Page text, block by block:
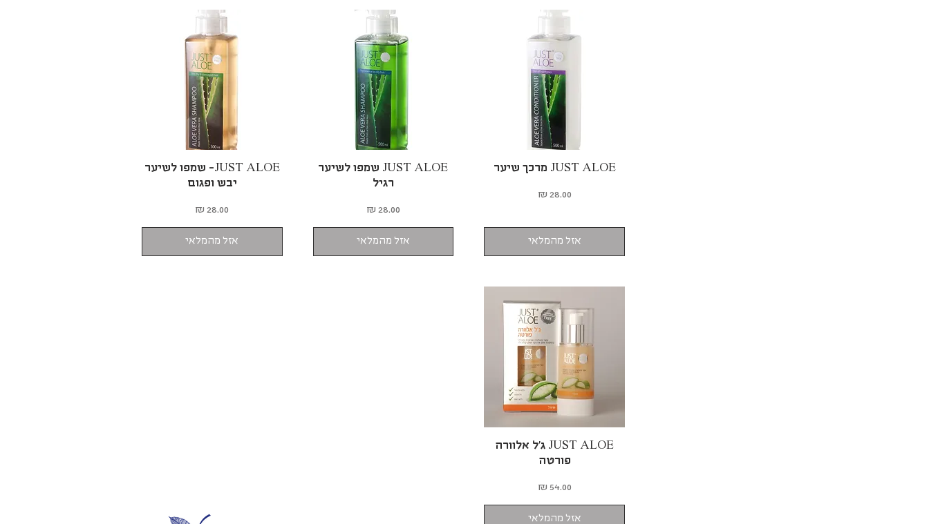
תצוגה מהירה
JUST ALOE מרכך שיער
מחיר
אזל מהמלאי
תצוגה מהירהJUST ALOE שמפו לשיער
רגיל
מחיר
אזל מהמלאי
תצוגה מהירה
JUST ALOE- שמפו לשיער
יבש ופגום
מחיר
אזל מהמלאי
תצוגה מהירהJUST ALOE ג'ל אלוורה
פורטה
מחיר
אזל מהמלאי